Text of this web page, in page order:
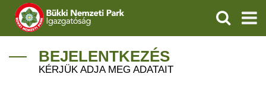
IGAZGATÓSÁG
KERESÉS
BEJELENTKEZÉS
KÉRJÜK ADJA MEG ADATAIT